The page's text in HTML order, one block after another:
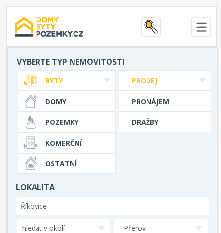
VYBERTE TYP NEMOVITOSTI
PRODEJ
PRONÁJEM
DRAŽBY
BYTY
DOMY
POZEMKY
KOMERČNÍ
OSTATNÍ
LOKALITA
hledat v okolí - Přerov